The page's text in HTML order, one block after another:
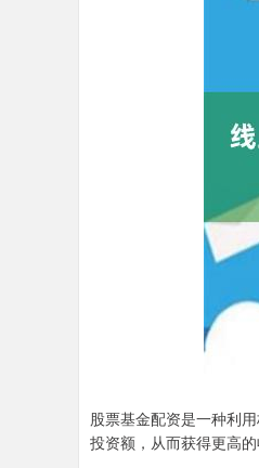
股票基金配资是一种利
投资额，从而获得更高的